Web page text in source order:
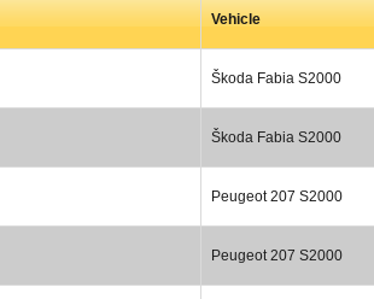
Vehicle
Škoda Fabia S2000
Škoda Fabia S2000
Peugeot 207 S2000
Peugeot 207 S2000